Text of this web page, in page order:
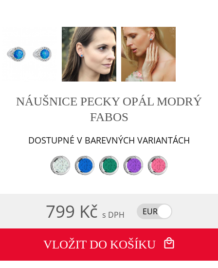
NÁUŠNICE PECKY OPÁL MODRÝ
FABOS
DOSTUPNÉ V BAREVNÝCH VARIANTÁCH
799 Kč s DPH EUR
VLOŽIT DO KOŠÍKU